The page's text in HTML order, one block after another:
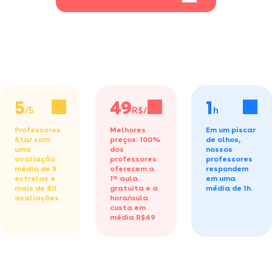
5/5
Professores
Star com
uma
avaliação
média de 5
estrelas e
mais de 80
avaliações.
49R$/h
Melhores
preços: 100%
dos
professores
oferecem a
1ª aula
gratuita e a
hora/aula
custa em
média R$49
1 h
Em um piscar
de olhos,
nossos
professores
respondem
em uma
média de 1h.